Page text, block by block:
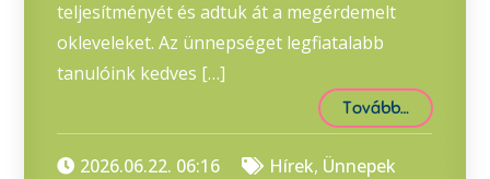
teljesítményét és adtuk át a megérdemelt
okleveleket. Az ünnepséget legfiatalabb
tanulóink kedves […]
Tovább…
2026.06.22. 06:16 Hírek, Ünnepek